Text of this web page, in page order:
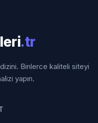
.tr
Binlerce kaliteli siteyi
yapın.